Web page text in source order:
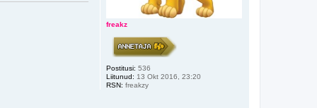
freakz
Postitusi: 536
Liitunud: 13 Okt 2016, 23:20
RSN: freakzy